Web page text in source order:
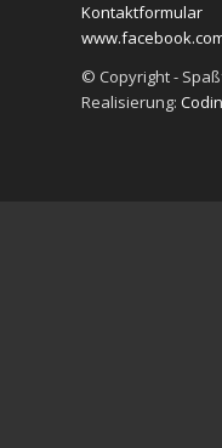
Kontaktformular
© Copyright -
Realisierung: